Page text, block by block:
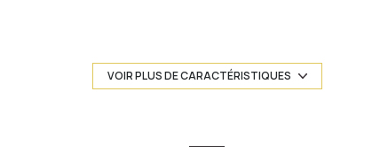
Chauffage central :
VOIR PLUS DE CARACTÉRISTIQUES